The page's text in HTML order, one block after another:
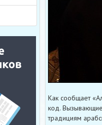
Как сообщает
код.
традициям